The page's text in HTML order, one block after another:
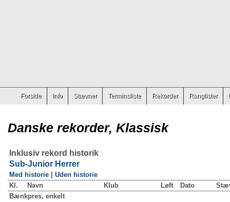
Forside Info Stævner Terminsliste Rekorder Ranglister
Danske rekorder, Klassisk
Inklusiv rekord historik
Sub-Junior Herrer
Med historie
Uden historie
Kl.
Navn Klub Løft Dato
Bænkpres, enkelt